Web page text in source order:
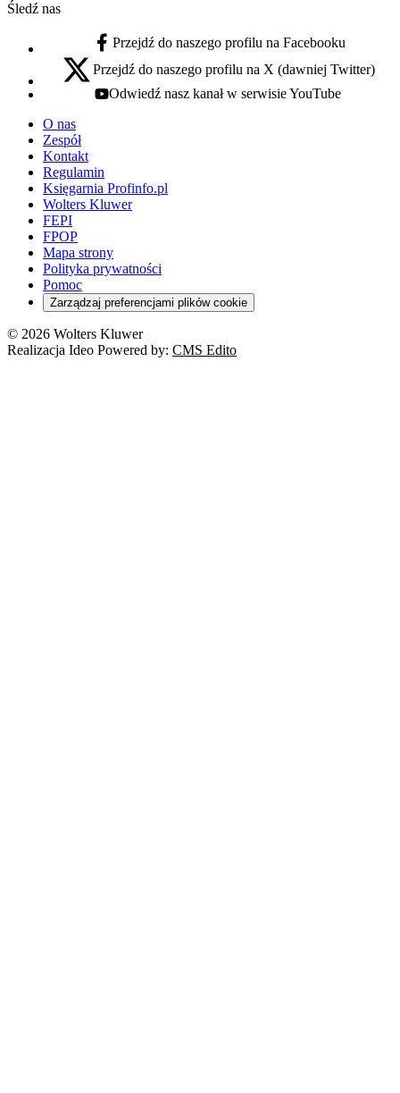
Śledź nas
facebook - otwiera się w nowej karcie
Przejdź do naszego profilu na Facebooku
x - otwiera się w nowej karcie
Przejdź do naszego profilu na X (dawniej Twitter)
youtube - otwiera się w nowej karcie
Odwiedź nasz kanał w serwisie YouTube
O nas
Zespół
Kontakt
Regulamin
Księgarnia Profinfo.pl
Wolters Kluwer
FEPI
FPOP
Mapa strony
Polityka prywatności
Pomoc
Zarządzaj preferencjami plików cookie
© 2026 Wolters Kluwer
Realizacja Ideo Powered by: CMS Edito